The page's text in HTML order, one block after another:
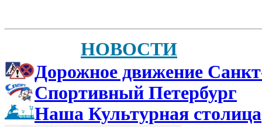
НОВОСТИ
Дорожное движение
Спортивный Петербург
Наша Культурная столица